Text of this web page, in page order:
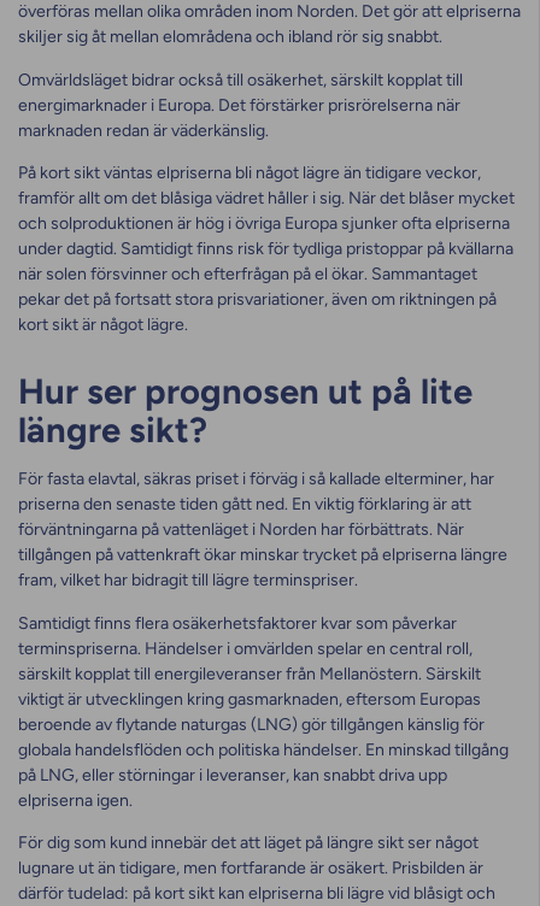
överföras mellan olika områden inom Norden. Det gör att elpriserna
skiljer sig åt mellan elområdena och ibland rör sig snabbt.
Omvärldsläget bidrar också till osäkerhet, särskilt kopplat till
energimarknader i Europa. Det förstärker prisrörelserna när
marknaden redan är väderkänslig.
På kort sikt väntas elpriserna bli något lägre än tidigare veckor,
framför allt om det blåsiga vädret håller i sig. När det blåser mycket
och solproduktionen är hög i övriga Europa sjunker ofta elpriserna
under dagtid. Samtidigt finns risk för tydliga pristoppar på kvällarna
när solen försvinner och efterfrågan på el ökar. Sammantaget
pekar det på fortsatt stora prisvariationer, även om riktningen på
kort sikt är något lägre.
Hur ser prognosen ut på lite
längre sikt?
För fasta elavtal, säkras priset i förväg i så kallade elterminer, har
priserna den senaste tiden gått ned. En viktig förklaring är att
förväntningarna på vattenläget i Norden har förbättrats. När
tillgången på vattenkraft ökar minskar trycket på elpriserna längre
fram, vilket har bidragit till lägre terminspriser.
Samtidigt finns flera osäkerhetsfaktorer kvar som påverkar
terminspriserna. Händelser i omvärlden spelar en central roll,
särskilt kopplat till energileveranser från Mellanöstern. Särskilt
viktigt är utvecklingen kring gasmarknaden, eftersom Europas
beroende av flytande naturgas (LNG) gör tillgången känslig för
globala handelsflöden och politiska händelser. En minskad tillgång
på LNG, eller störningar i leveranser, kan snabbt driva upp
elpriserna igen.
För dig som kund innebär det att läget på längre sikt ser något
lugnare ut än tidigare, men fortfarande är osäkert. Prisbilden är
därför tudelad: på kort sikt kan elpriserna bli lägre vid blåsigt och